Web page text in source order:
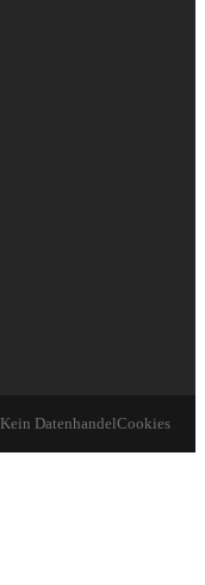
Kein DatenhandelCookies